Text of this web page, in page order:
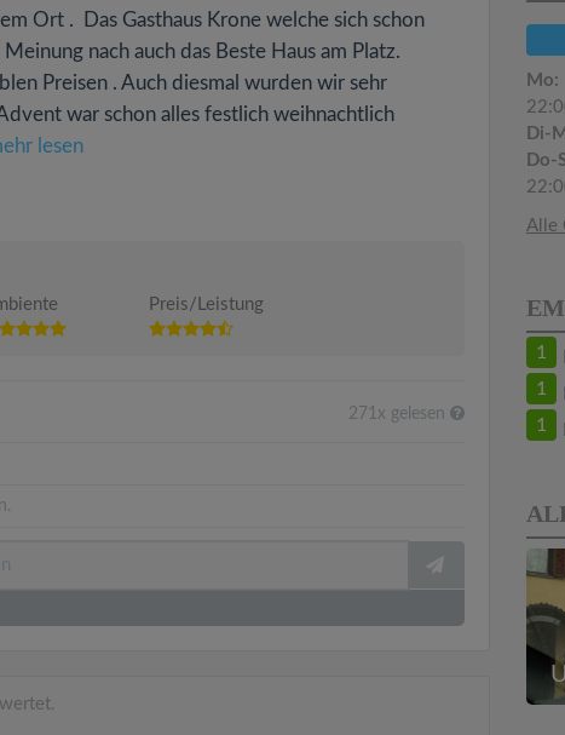
Ort . Das Gasthaus Krone welche sich schon
nach auch das Beste Haus am Platz.
Preisen . Auch diesmal wurden wir sehr
war schon alles festlich weihnachtlich
lesen
Preis/Leistung
271x gelesen
Mo:
Di-
Do-
Alle
1
1
1